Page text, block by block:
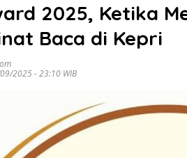
2025, Ketika
Baca di Kepri
2025 - 23:10 WIB